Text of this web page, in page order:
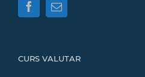
CURS VALUTAR